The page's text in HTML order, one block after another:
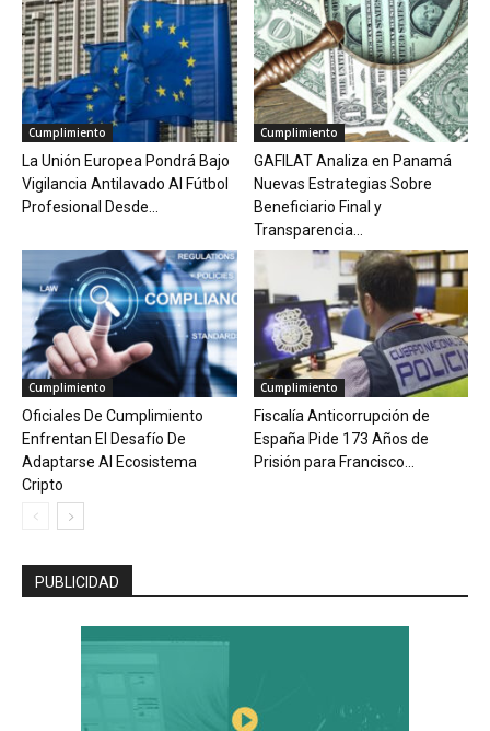
Cumplimiento
La Unión Europea Pondrá Bajo
Vigilancia Antilavado Al Fútbol
Profesional Desde...
Cumplimiento
GAFILAT Analiza en Panamá
Nuevas Estrategias Sobre
Beneficiario Final y
Transparencia...
Cumplimiento
Oficiales De Cumplimiento
Enfrentan El Desafío De
Adaptarse Al Ecosistema
Cripto
Cumplimiento
Fiscalía Anticorrupción de
España Pide 173 Años de
Prisión para Francisco...
PUBLICIDAD